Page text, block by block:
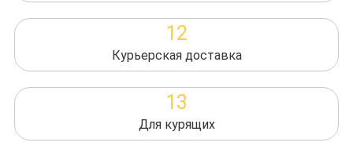
12
Курьерская доставка
13
Для курящих